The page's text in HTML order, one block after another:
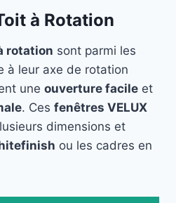
à Rotation
rotation sont parmi les
à leur axe de rotation
une ouverture facile et
. Ces fenêtres VELUX
dimensions et
ou les cadres en